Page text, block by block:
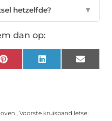
hetzelfde? ▼
dan op:
Pinterest LinkedIn Email
, Voorste kruisband letsel